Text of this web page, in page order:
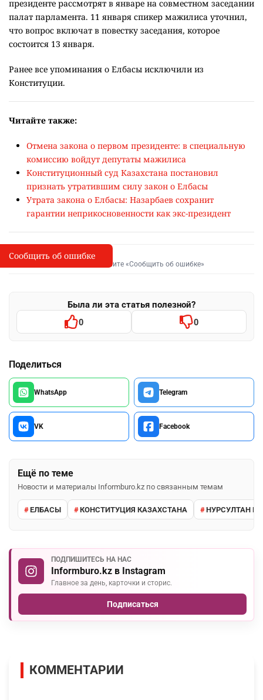
президенте рассмотрят в январе на совместном заседании
палат парламента. 11 января спикер мажилиса уточнил,
что вопрос включат в повестку заседания, которое
состоится 13 января.
Ранее все упоминания о Елбасы исключили из
Конституции.
Читайте также:
Отмена закона о первом президенте: в специальную
комиссию войдут депутаты мажилиса
Конституционный суд Казахстана постановил
признать утратившим силу закон о Елбасы
Утрата закона о Елбасы: Назарбаев сохранит
гарантии неприкосновенности как экс-президент
I
Сообщить об опечатке
Выделите фрагмент и нажмите «Сообщить об ошибке»
Была ли эта статья полезной?
0 0
Поделиться
WhatsApp Telegram
VK Facebook
Ещё по теме
Новости и материалы Informburo.kz по связанным темам
ЕЛБАСЫ КОНСТИТУЦИЯ КАЗАХСТАНА НУРСУЛТАН
ПОДПИШИТЕСЬ НА НАС
Informburo.kz в Instagram
Главное за день, карточки и сторис.
Подписаться
Сообщить об ошибке
КОММЕНТАРИИ